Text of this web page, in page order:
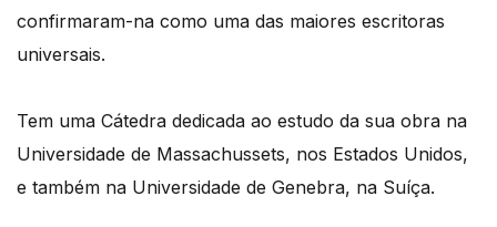
confirmaram-na como uma das maiores escritoras
universais.
Tem uma Cátedra dedicada ao estudo da sua obra na
Universidade de Massachussets, nos Estados Unidos,
e também na Universidade de Genebra, na Suíça.